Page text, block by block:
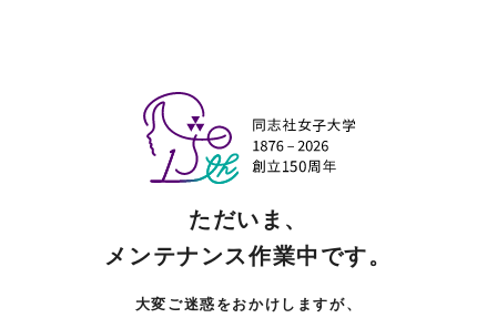
ただいま、
メンテナンス作業中です。
大変ご迷惑をおかけしますが、